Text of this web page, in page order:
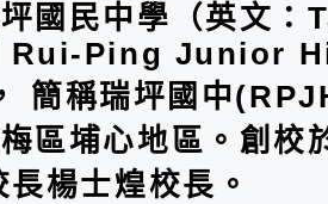
國民中學（英文：
Rui-Ping Junior
簡稱瑞坪國中
區埔心地區。創校
楊士煌校長。